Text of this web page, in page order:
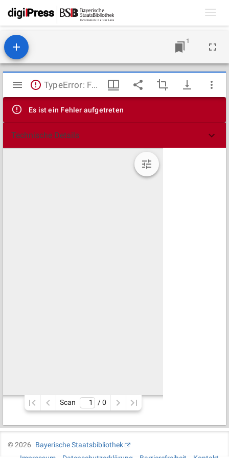
1
Mirador
Viewer
TypeError: Failed to fetch
Es ist ein Fehler aufgetreten
Technische Details
Scan / 0
©2026
Bayerische Staatsbibliothek